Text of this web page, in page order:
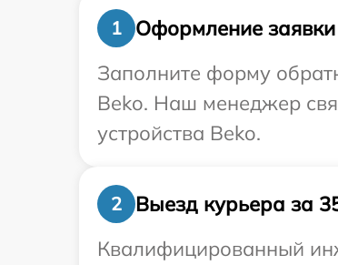
1
Оформление заявки
Заполните форму
Beko. Наш менеджер
устройства Beko.
2
Выезд курьера за
Квалифицированный